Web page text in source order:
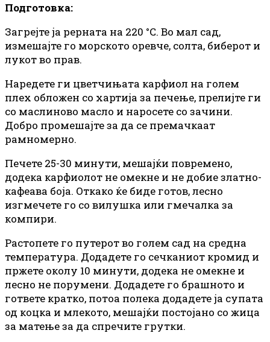
Подготовка:
Загрејте ја рерната на 220 °C. Во мал сад,
измешајте го морското оревче, солта, биберот и
лукот во прав.
Наредете ги цветчињата карфиол на голем
плех обложен со хартија за печење, прелијте ги
со маслиново масло и наросете со зачини.
Добро промешајте за да се премачкаат
рамномерно.
Печете 25-30 минути, мешајќи повремено,
додека карфиолот не омекне и не добие златно-
кафеава боја. Откако ќе биде готов, лесно
изгмечете го со вилушка или гмечалка за
компири.
Растопете го путерот во голем сад на средна
температура. Додадете го сечканиот кромид и
пржете околу 10 минути, додека не омекне и
лесно не порумени. Додадете го брашното и
гответе кратко, потоа полека додадете ја супата
од коцка и млекото, мешајќи постојано со жица
за матење за да спречите грутки.